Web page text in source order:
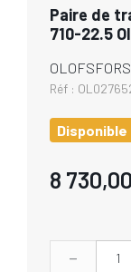
Paire de
710-22.5
OLOFSFORS
Réf :
8
-